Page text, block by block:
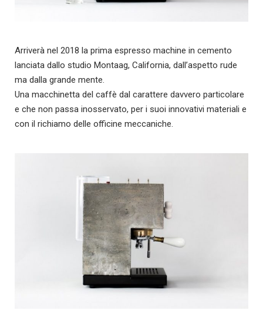
Arriverà nel 2018 la prima espresso machine in cemento
lanciata dallo studio Montaag, California, dall’aspetto rude
ma dalla grande mente.
Una macchinetta del caffè dal carattere davvero particolare
e che non passa inosservato, per i suoi innovativi materiali e
con il richiamo delle officine meccaniche.